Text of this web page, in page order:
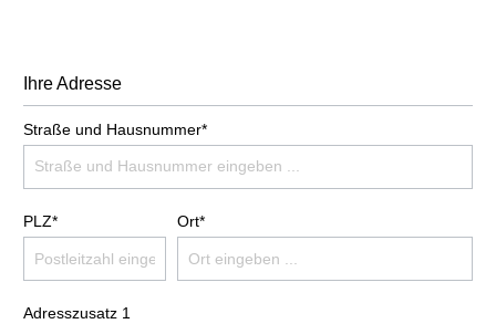
Ihre Adresse
Straße und Hausnummer*
PLZ* Ort*
Adresszusatz 1